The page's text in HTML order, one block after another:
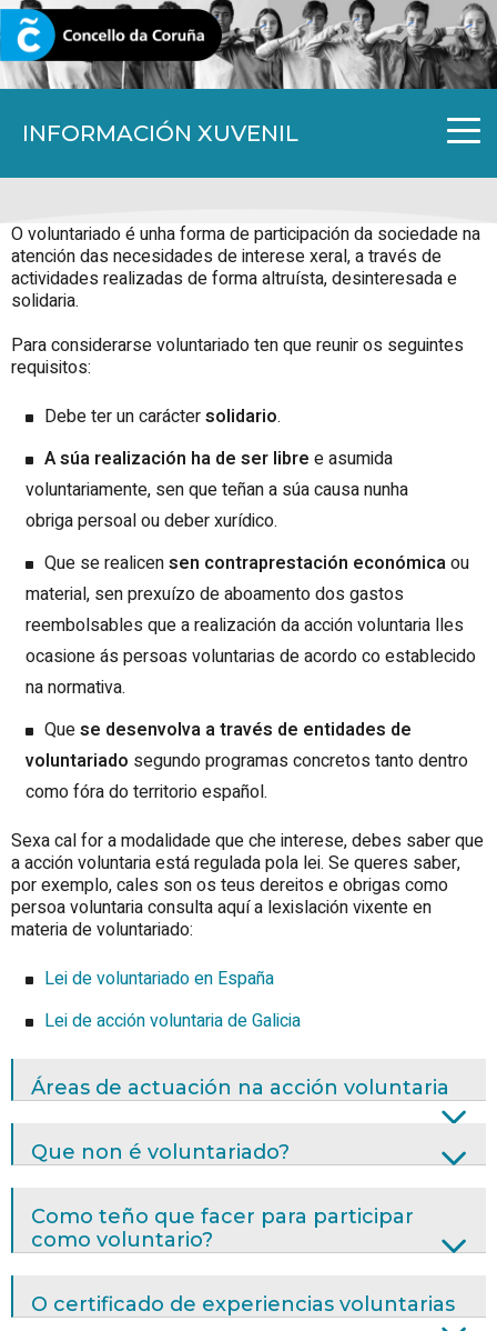
INFORMACIÓN XUVENIL
CORUNA.GAL
O voluntariado é unha forma de participación da sociedade na
atención das necesidades de interese xeral, a través de
actividades realizadas de forma altruísta, desinteresada e
solidaria.
Para considerarse voluntariado ten que reunir os seguintes
requisitos:
Debe ter un caráctersolidario.
A súa realización ha de ser libre e asumida
voluntariamente, sen que teñan a súa causa nunha
obriga persoal ou deber xurídico.
Que se realicensen contraprestación económicaou
material, sen prexuízo de aboamento dos gastos
reembolsables que a realización da acción voluntaria lles
ocasione ás persoas voluntarias de acordo co establecido
na normativa.
Quese desenvolva a través de entidades de
voluntariado segundo programas concretos tanto dentro
como fóra do territorio español.
Sexa cal for a modalidade que che interese, debes saber que
a acción voluntaria está regulada pola lei. Se queres saber,
por exemplo, cales son os teus dereitos e obrigas como
persoa voluntaria consulta aquí a lexislación vixente en
materia de voluntariado:
Lei de voluntariado en España
Lei de acción voluntaria de Galicia
Áreas de actuación na acción voluntaria
Que non é voluntariado?
Como teño que facer para participar
como voluntario?
O certificado de experiencias voluntarias